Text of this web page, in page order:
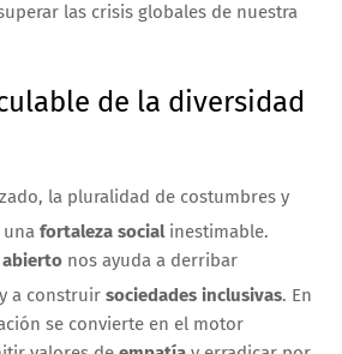
las crisis globales de nuestra
de la diversidad
la pluralidad de costumbres y
una fortaleza socialinestimable.
nos ayuda a derribar
a construir sociedades inclusivas. En
se convierte en el motor